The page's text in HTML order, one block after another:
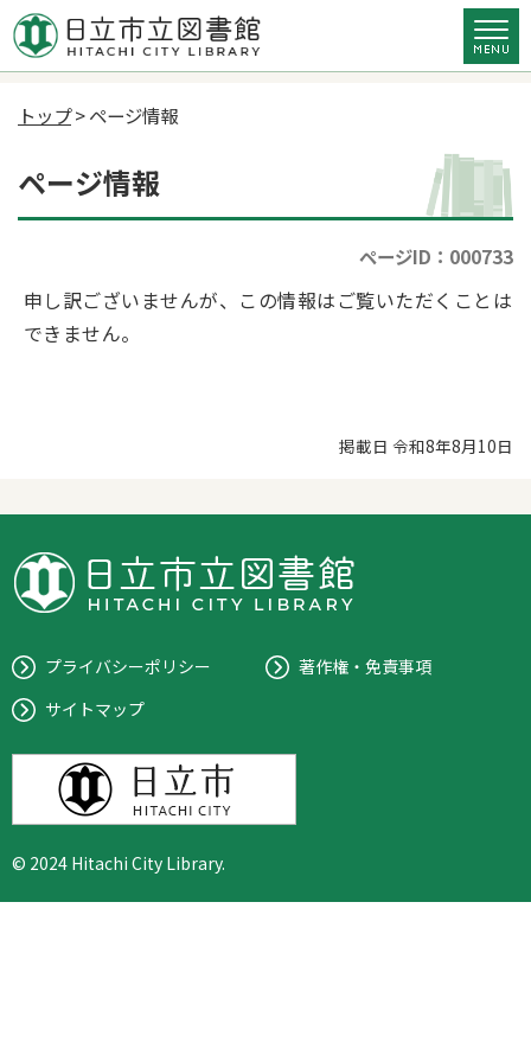
トップ> ページ情報
ページ情報
ページID：000733
申し訳ございませんが、この情報はご覧いただくことは
できません。
掲載日 令和8年8月10日
プライバシーポリシー
著作権・免責事項
サイトマップ
© 2024 Hitachi City Library.